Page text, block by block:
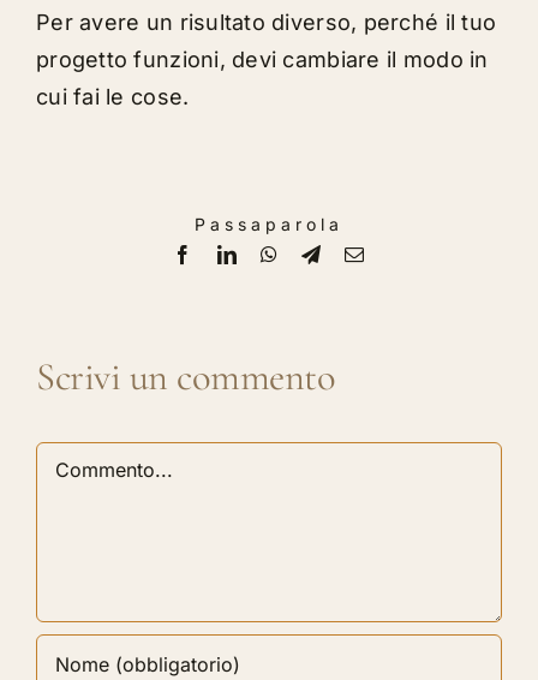
Per avere un risultato diverso, perché il tuo
progetto funzioni, devi cambiare il modo in
cui fai le cose.
Passaparola
FacebookLinkedInWhatsApp
TelegramEmail
Scrivi un commento
Commento